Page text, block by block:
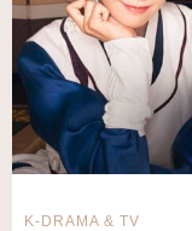
K-DRAMA & TV